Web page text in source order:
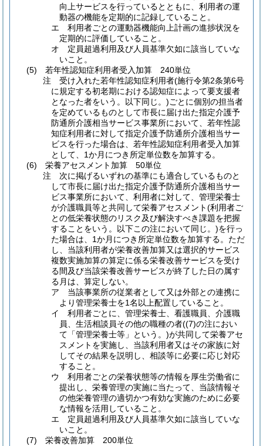
向上サービスを行っているとともに、利用者の運
動器の機能を定期的に記録していること。
エ 利用者ごとの運動器機能向上計画の進捗状況を
定期的に評価していること。
オ 定員超過利用及び人員基準欠如に該当していな
いこと。
(5) 若年性認知症利用者受入加算 240単位
注 受け入れた若年性認知症利用者(施行令第2条第6号
に規定する初老期における認知症によって要支援者
となった者をいう。以下同じ。)ごとに個別の担当者
を定めているものとして市長に届け出た指定介護予
防通所介護相当サービス事業所において、若年性認
知症利用者に対して指定介護予防通所介護相当サー
ビスを行った場合は、若年性認知症利用者受入加算
として、1か月につき所定単位数を加算する。
(6) 栄養アセスメント加算 50単位
注 次に掲げるいずれの基準にも適合しているものと
して市長に届け出た指定介護予防通所介護相当サー
ビス事業所において、利用者に対して、管理栄養士
が介護職員等と共同して栄養アセスメント(利用者ご
との低栄養状態のリスク及び解決すべき課題を把握
することをいう。以下この注において同じ。)を行っ
た場合は、1か月につき所定単位数を加算する。ただ
し、当該利用者が栄養改善加算又は選択的サービス
複数実施加算の算定に係る栄養改善サービスを受け
る間及び当該栄養改善サービスが終了した日の属す
る月は、算定しない。
ア 当該事業所の従業者として又は外部との連携に
より管理栄養士を1名以上配置していること。
イ 利用者ごとに、管理栄養士、看護職員、介護職
員、生活相談員その他の職種の者((7)の注におい
て「管理栄養士等」という。)が共同して栄養アセ
スメントを実施し、当該利用者又はその家族に対
してその結果を説明し、相談等に必要に応じ対応
すること。
ウ 利用者ごとの栄養状態等の情報を厚生労働省に
提出し、栄養管理の実施に当たって、当該情報そ
の他栄養管理の適切かつ有効な実施のために必要
な情報を活用していること。
エ 定員超過利用及び人員基準欠如に該当していな
いこと。
(7) 栄養改善加算 200単位